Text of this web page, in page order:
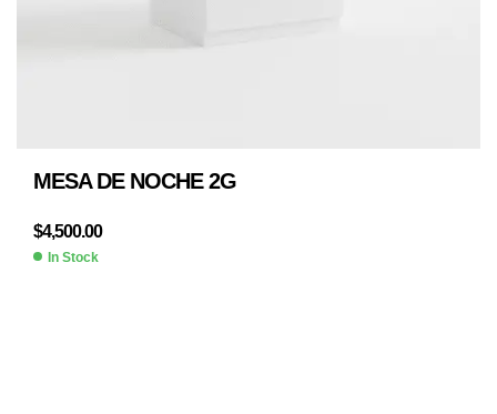
MESA DE NOCHE 2G
$4,500.00
In Stock